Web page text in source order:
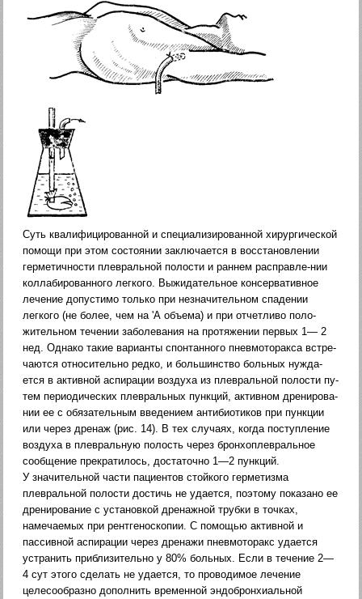
Суть квалифицированной и специализированной хирургиче­ской
помощи при этом состоянии заключается в восстановле­нии
герметичности плевральной полости и раннем расправле-нии
коллабированного легкого. Выжидательное консерватив­ное
лечение допустимо только при незначительном спадении
легкого (не более, чем на 'А объема) и при отчетливо поло­
жительном течении заболевания на протяжении первых 1— 2
нед. Однако такие варианты спонтанного пневмоторакса встре­
чаются относительно редко, и большинство больных нужда­
ется в активной аспирации воздуха из плевральной полости пу­
тем периодических плевральных пункций, активном дренирова­
нии ее с обязательным введением антибиотиков при пункции
или через дренаж (рис. 14). В тех случаях, когда поступление
воздуха в плевральную полость через бронхоплевральное
сооб­щение прекратилось, достаточно 1—2 пункций.
У значительной части пациентов стойкого герметизма
плевральной полости достичь не удается, поэтому показано ее
дренирование с установкой дренажной трубки в точках,
намечае­мых при рентгеноскопии. С помощью активной и
пассивной аспирации через дренажи пневмоторакс удается
устранить при­близительно у 80% больных. Если в течение 2—
4 сут этого сделать не удается, то проводимое лечение
целесообразно до­полнить временной эндобронхиальной